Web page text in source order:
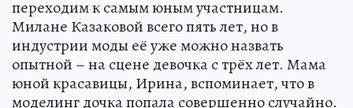
переходим к самым юным участницам.
Милане Казаковой всего пять лет, но в
индустрии моды её уже можно назвать
опытной – на сцене девочка с трёх лет. Мама
юной красавицы, Ирина, вспоминает, что в
моделинг дочка попала совершенно случайно.